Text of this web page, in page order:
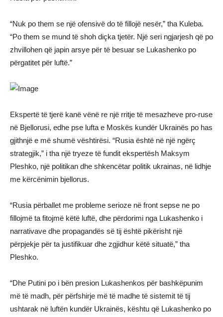
“Nuk po them se një ofensivë do të fillojë nesër,” tha Kuleba.
“Po them se mund të shoh diçka tjetër. Një seri ngjarjesh që po
zhvillohen që japin arsye për të besuar se Lukashenko po
përgatitet për luftë.”
Ekspertë të tjerë kanë vënë re një rritje të mesazheve pro-ruse
në Bjellorusi, edhe pse lufta e Moskës kundër Ukrainës po has
gjithnjë e më shumë vështirësi. “Rusia është në një ngërç
strategjik,” i tha një tryeze të fundit ekspertësh Maksym
Pleshko, një politikan dhe shkencëtar politik ukrainas, në lidhje
me kërcënimin bjellorus.
“Rusia përballet me probleme serioze në front sepse ne po
fillojmë ta fitojmë këtë luftë, dhe përdorimi nga Lukashenko i
narrativave dhe propagandës së tij është pikërisht një
përpjekje për ta justifikuar dhe zgjidhur këtë situatë,” tha
Pleshko.
“Dhe Putini po i bën presion Lukashenkos për bashkëpunim
më të madh, për përfshirje më të madhe të sistemit të tij
ushtarak në luftën kundër Ukrainës, kështu që Lukashenko po